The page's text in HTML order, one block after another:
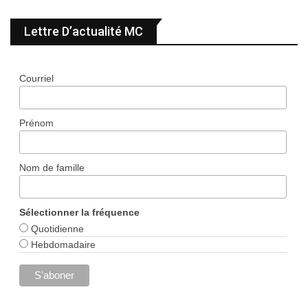
Lettre D’actualité MC
Courriel
Prénom
Nom de famille
Sélectionner la fréquence
Quotidienne
Hebdomadaire